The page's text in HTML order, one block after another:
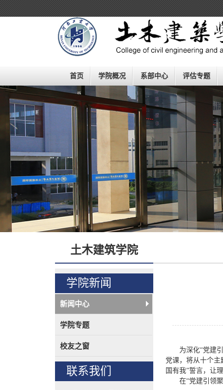
欢迎进入河南工业大学土木工程学院 （建筑学院）！
首页 学院概况 系部中心 评估专题
土木建筑学院
学院新闻
新闻中心
学院专题
校友之窗
联系我们
为深化“党建
党课，将从十个
国有我”誓言，让
在“党建引领